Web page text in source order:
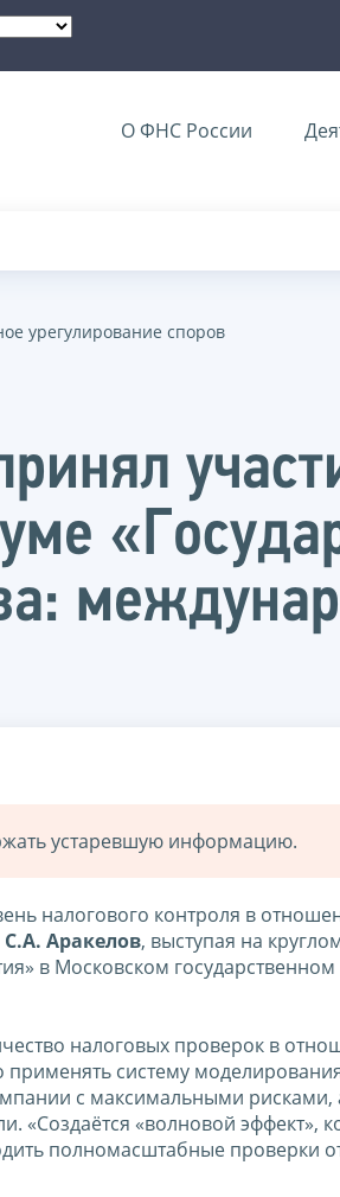
О ФНС России
урегулирование споров
устаревшую информацию.
налогового контроля в
С.А. Аракелов, выступая на
в Московском
налоговых проверок в
систему
с максимальными рисками,
«Создаётся «волновой эффект»,
полномасштабные проверки